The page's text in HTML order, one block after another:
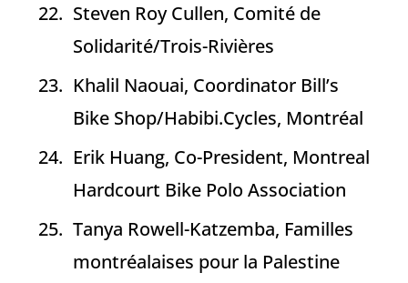
Steven Roy Cullen, Comité de
Solidarité/Trois-Rivières
Khalil Naouai, Coordinator Bill’s
Bike Shop/Habibi.Cycles, Montréal
Erik Huang, Co-President, Montreal
Hardcourt Bike Polo Association
Tanya Rowell-Katzemba, Familles
montréalaises pour la Palestine